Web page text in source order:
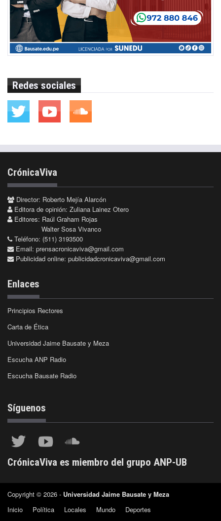
Redes sociales
CrónicaViva
Director: Roberto Mejía Alarcón
Editora de opinión: Zuliana Lainez Otero
Editores: Raúl Graham Rojas
Walter Sosa Vivanco
Teléfono: (511) 3193500
Email: prensacronicaviva@gmail.com
Publicidad online: publicidadcronicaviva@gmail.com
Enlaces
Principios Rectores
Carta de Ética
Universidad Jaime Bausate y Meza
Escucha ANP Radio
Escucha Bausate Radio
Síguenos
CrónicaViva es miembro del grupo ANP-UB
Copyright © 2026 - Universidad Jaime Bausate y Meza
Inicio
Política Locales Mundo
Deportes